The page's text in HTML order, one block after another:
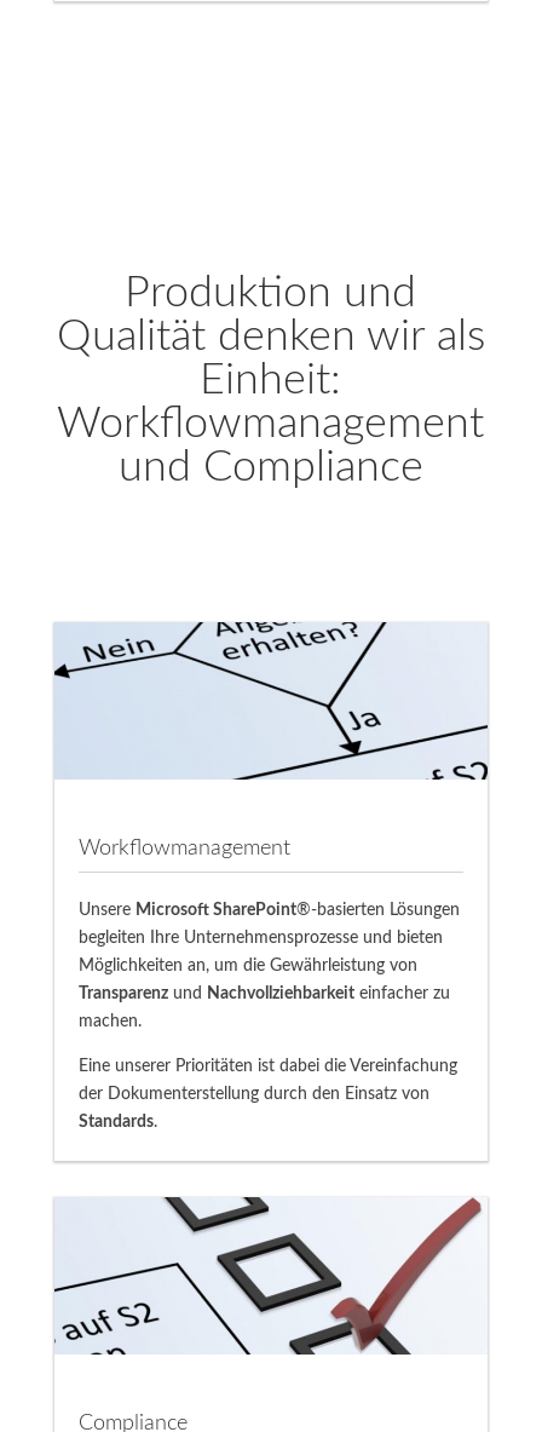
Produktion und
Qualität denken wir als
Einheit:
Workflowmanagement
und Compliance
Workflowmanagement
Unsere Microsoft SharePoint®-basierten Lösungen
begleiten Ihre Unternehmensprozesse und bieten
Möglichkeiten an, um die Gewährleistung von
Transparenzund Nachvollziehbarkeiteinfacher zu
machen.
Eine unserer Prioritäten ist dabei die Vereinfachung
der Dokumenterstellung durch den Einsatz von
Standards.
Compliance